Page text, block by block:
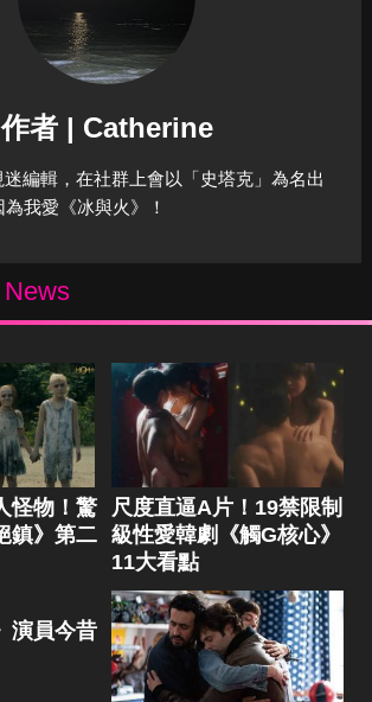
作者 | Catherine
編輯，在社群上會以「史塔克」為名出
我愛《冰與火》！
怪物！驚
鎮》第二
尺度直逼A片！19禁限制
級性愛韓劇《觸G核心》
11大看點
演員今昔